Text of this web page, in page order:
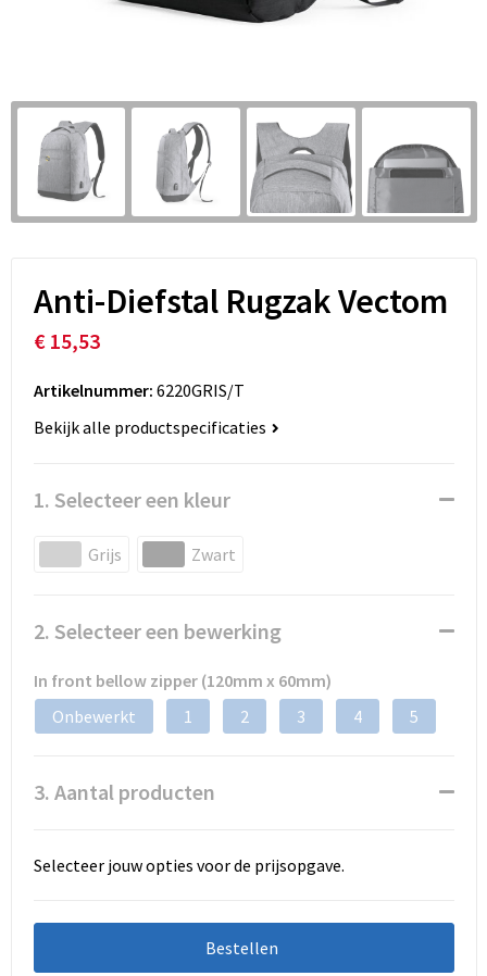
Anti-Diefstal Rugzak Vectom
€ 15,53
Artikelnummer: 6220GRIS/T
Bekijk alle productspecificaties
1. Selecteer een kleur
Grijs Zwart
2. Selecteer een bewerking
In front bellow zipper (120mm x 60mm)
Onbewerkt
1 2 3 4 5
3. Aantal producten
Selecteer jouw opties voor de prijsopgave.
Bestellen